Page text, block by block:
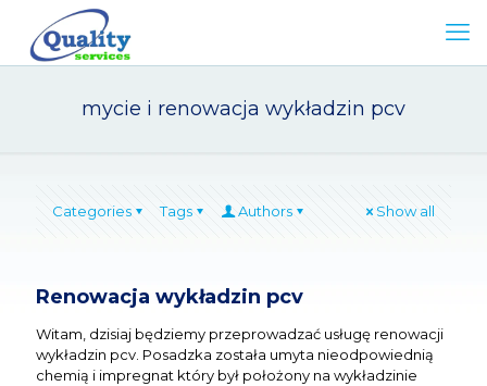
mycie i renowacja wykładzin pcv
Categories Tags Authors Show all
Renowacja wykładzin pcv
Witam, dzisiaj będziemy przeprowadzać usługę renowacji
wykładzin pcv. Posadzka została umyta nieodpowiednią
chemią i impregnat który był położony na wykładzinie